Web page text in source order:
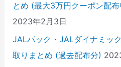
とめ (最大3万円クーポン配
2023年2月3日
JALパック・JALダイナミッ
取りまとめ (過去配布分)